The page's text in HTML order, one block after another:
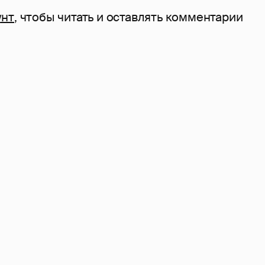
, чтобы читать и оставлять комментарии